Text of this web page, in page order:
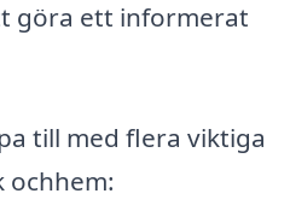
göra ett informerat
till med flera viktiga